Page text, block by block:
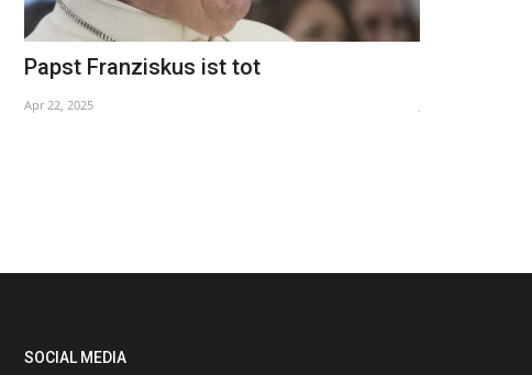
Papst Franziskus ist tot
Apr 22, 2025
SOCIAL MEDIA